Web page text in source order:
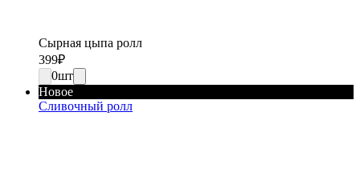
Сырная цыпа ролл
399₽
0шт
Новое
Сливочный ролл